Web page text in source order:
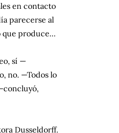
en contacto
parecerse al
que produce…
sí —
no. —Todos lo
Dusseldorff.